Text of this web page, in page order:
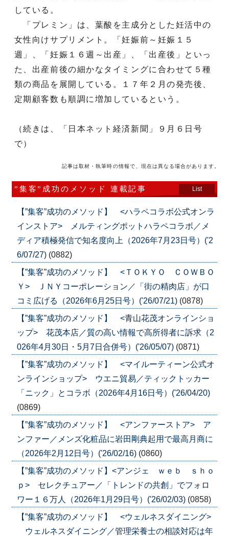
している。
「プレミン」は、葉酸を主成分とした妊活中の
女性向けサプリメント。「妊娠前～妊娠１５
週」、「妊娠１６週～出産」、「出産後」といっ
た、出産前後の細かなタイミングに合わせて５種
類の商品を展開している。１７年２月の発売後、
定期顧客数も順調に増加しているという。
（続きは、「日本ネット経済新聞」９月６日号
で）
記事は取材・執筆時の情報で、現在は異なる場合があります。
”集客”成功のメソッド 連載記事 List
【”集客”成功のメソッド】 <ハラペコラボ公式オンラ
インストア> メルティングポットハラペコラボ／メ
ディア積極発信で知名度向上（2026年7月23日号）('2
6/07/27) (0882)
【”集客”成功のメソッド】 <ＴＯＫＹＯ ＣＯＷＢＯ
Ｙ> ＪＮＹコーポレーション／「街の精肉店」が口
コミ広げる（2026年6月25日号）('26/07/21) (0878)
【”集客”成功のメソッド】 <青山花茂オンラインショ
ップ> 花茂本店／質の高い情報で高所得者に訴求（2
026年4月30日・5月7日合併号）('26/05/07) (0871)
【”集客”成功のメソッド】 <マイルーティーン公式オ
ンラインショップ> ウエニ貿易／ティックトッカー
「ニック」とコラボ（2026年4月16日号）('26/04/20)
(0869)
【”集客”成功のメソッド】 <アンファーストア> ア
ンファー／メンズ化粧品に岩田剛典起用で最高月商に
（2026年2月12日号）('26/02/16) (0860)
【”集客”成功のメソッド】<アンジェ ｗｅｂ ｓｈｏ
ｐ> セレクチュアー／「トレンドの共創」でフォロ
ワー１６万人（2026年1月29日号）('26/02/03) (0858)
【”集客”成功のメソッド】 <ウェルネスダイニング>
ウェルネスダイニング／管理栄養士の相談対応は年